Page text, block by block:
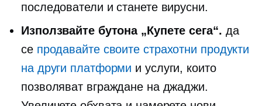
последователи и станете вирусни.
Използвайте бутона „Купете сега“. да
се продавайте своите страхотни продукти
на други платформи и услуги, които
позволяват вграждане на джаджи.